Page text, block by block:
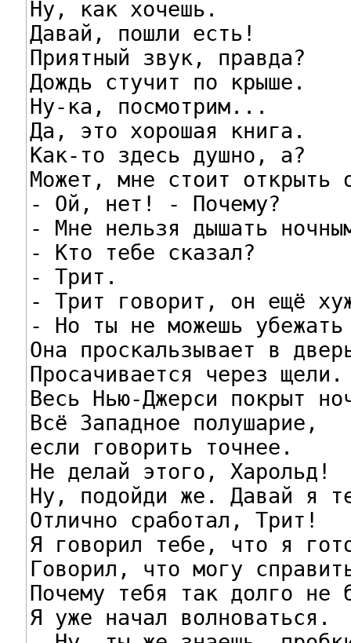
Ну, как хочешь.
Давай, пошли есть!
Приятный звук, правда?
Дождь стучит по крыше.
Ну-ка, посмотрим...
Да, это хорошая книга.
Как-то здесь душно, а?
Может, мне стоит открыть
- Ой, нет! - Почему?
- Мне нельзя дышать
- Кто тебе сказал?
- Трит.
- Трит говорит, он ещё
- Но ты не можешь
Она проскальзывает в
Просачивается через щели.
Весь Нью-Джерси покрыт
Всё Западное полушарие,
если говорить точнее.
Не делай этого, Харольд!
Ну, подойди же. Давай я
Отлично сработал, Трит!
Я говорил тебе, что я
Говорил, что могу
Почему тебя так долго не
Я уже начал волноваться.